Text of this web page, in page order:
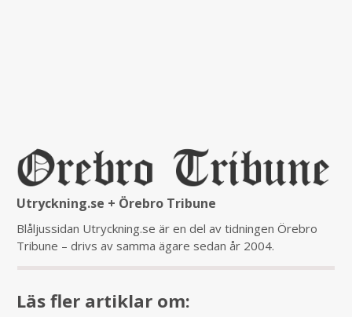
Utryckning.se + Örebro Tribune
Blåljussidan Utryckning.se är en del av tidningen Örebro
Tribune – drivs av samma ägare sedan år 2004.
Läs fler artiklar om: